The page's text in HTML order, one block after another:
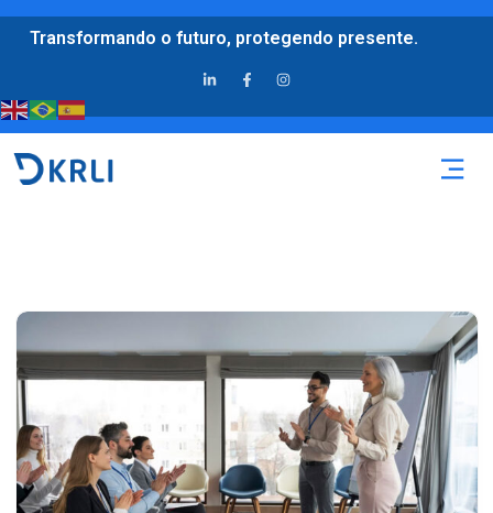
Transformando o futuro, protegendo presente.